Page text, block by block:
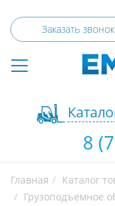
Заказать звонок
8
Главная
Каталог
Грузоподъемное